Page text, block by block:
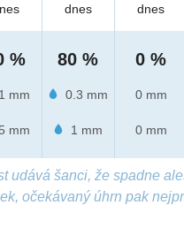
%
1 mm
5 mm
dnes
80 %
0.3 mm
1 mm
dnes
0 %
0 mm
0 mm
udává šanci, že spadne
očekávaný úhrn pak